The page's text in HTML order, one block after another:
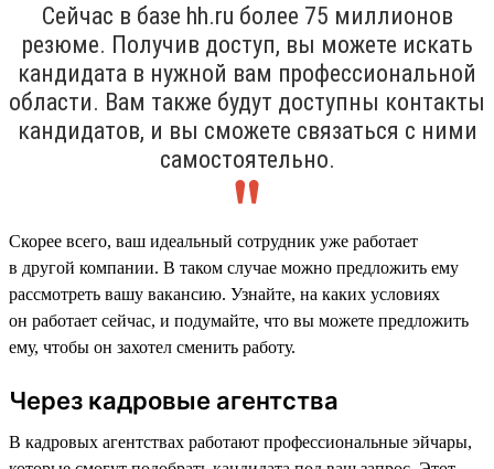
Сейчас в базе hh.ru более 75 миллионов
резюме. Получив доступ, вы можете искать
кандидата в нужной вам профессиональной
области. Вам также будут доступны контакты
кандидатов, и вы сможете связаться с ними
самостоятельно.
Скорее всего, ваш идеальный сотрудник уже работает
в другой компании. В таком случае можно предложить ему
рассмотреть вашу вакансию. Узнайте, на каких условиях
он работает сейчас, и подумайте, что вы можете предложить
ему, чтобы он захотел сменить работу.
Через кадровые агентства
В кадровых агентствах работают профессиональные эйчары,